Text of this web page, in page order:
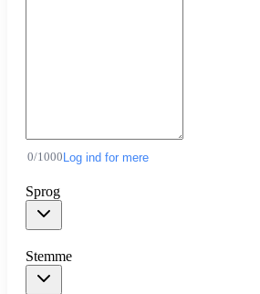
0/1000 Log ind for mere
Sprog
Stemme